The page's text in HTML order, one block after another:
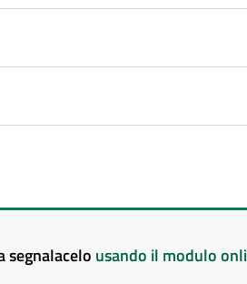
segnalacelo usando il modulo